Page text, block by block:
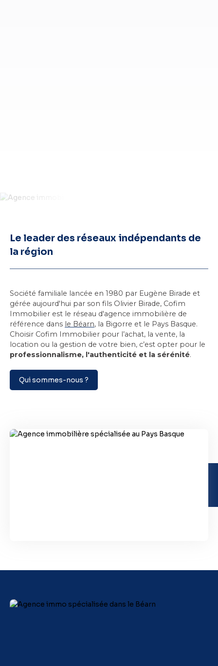
Le leader des réseaux indépendants de
la région
Société familiale lancée en 1980 par Eugène Birade et
gérée aujourd'hui par son fils Olivier Birade, Cofim
Immobilier est le réseau d'agence immobilière de
référence dans le Béarn, la Bigorre et le Pays Basque.
Choisir Cofim Immobilier pour l’achat, la vente, la
location ou la gestion de votre bien, c’est opter pour le
professionnalisme, l'authenticité et la sérénité.
Qui sommes-nous ?